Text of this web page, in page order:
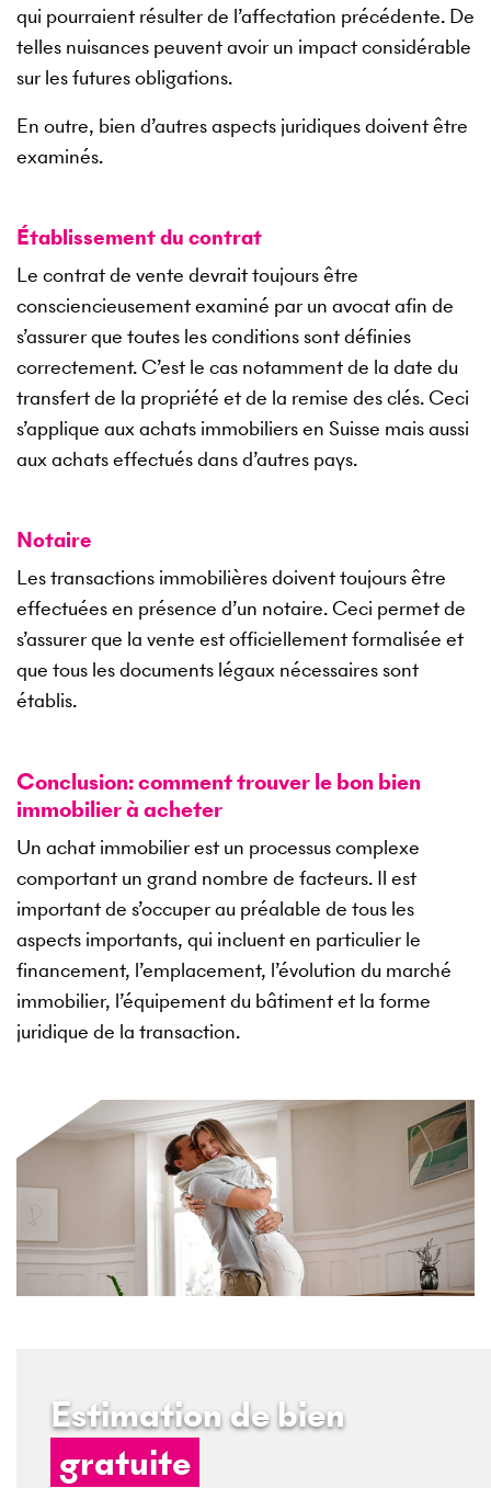
qui pourraient résulter de l’affectation précédente. De
telles nuisances peuvent avoir un impact considérable
sur les futures obligations.
En outre, bien d’autres aspects juridiques doivent être
examinés.
Établissement du contrat
Le contrat de vente devrait toujours être
consciencieusement examiné par un avocat afin de
s’assurer que toutes les conditions sont définies
correctement. C’est le cas notamment de la date du
transfert de la propriété et de la remise des clés. Ceci
s’applique aux achats immobiliers en Suisse mais aussi
aux achats effectués dans d’autres pays.
Notaire
Les transactions immobilières doivent toujours être
effectuées en présence d’un notaire. Ceci permet de
s’assurer que la vente est officiellement formalisée et
que tous les documents légaux nécessaires sont
établis.
Conclusion: comment trouver le bon bien
immobilier à acheter
Un achat immobilier est un processus complexe
comportant un grand nombre de facteurs. Il est
important de s’occuper au préalable de tous les
aspects importants, qui incluent en particulier le
financement, l’emplacement, l’évolution du marché
immobilier, l’équipement du bâtiment et la forme
juridique de la transaction.
Estimation de bien
gratuite